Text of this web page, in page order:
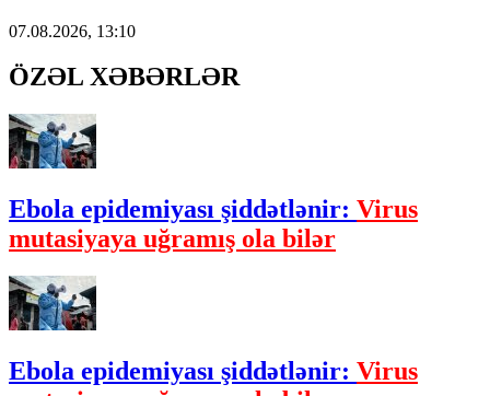
07.08.2026, 13:10
ÖZƏL XƏBƏRLƏR
Ebola epidemiyası şiddətlənir: Virus
mutasiyaya uğramış ola bilər
Ebola epidemiyası şiddətlənir: Virus